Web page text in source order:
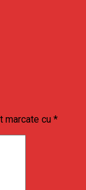
marcate cu *